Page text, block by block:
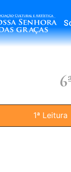
1ª Leitura